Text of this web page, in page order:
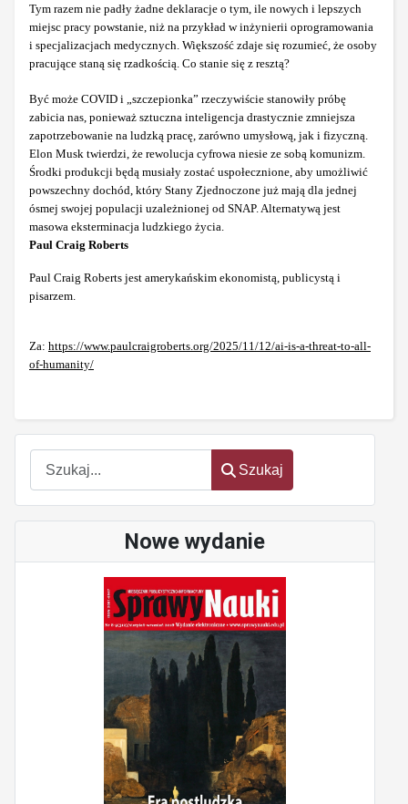
Szukaj
Szukaj
Nowe wydanie
Tym razem nie padły żadne deklaracje o tym, ile nowych i lepszych
miejsc pracy powstanie, niż na przykład w inżynierii oprogramowania
i specjalizacjach medycznych. Większość zdaje się rozumieć, że osoby
pracujące staną się rzadkością. Co stanie się z resztą?
Być może COVID i „szczepionka” rzeczywiście stanowiły próbę
zabicia nas, ponieważ sztuczna inteligencja drastycznie zmniejsza
zapotrzebowanie na ludzką pracę, zarówno umysłową, jak i fizyczną.
Elon Musk twierdzi, że rewolucja cyfrowa niesie ze sobą komunizm.
Środki produkcji będą musiały zostać uspołecznione, aby umożliwić
powszechny dochód, który Stany Zjednoczone już mają dla jednej
ósmej swojej populacji uzależnionej od SNAP. Alternatywą jest
masowa eksterminacja ludzkiego życia.
Paul Craig Roberts
Paul Craig Roberts jest amerykańskim ekonomistą, publicystą i
pisarzem.
Za: https://www.paulcraigroberts.org/2025/11/12/ai-is-a-threat-to-all-
of-humanity/